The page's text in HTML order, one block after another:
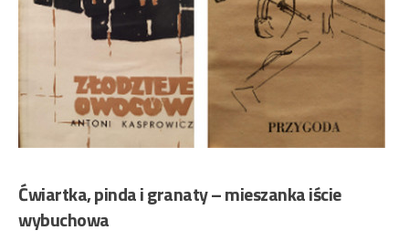
Ćwiartka, pinda i granaty – mieszanka iście
wybuchowa